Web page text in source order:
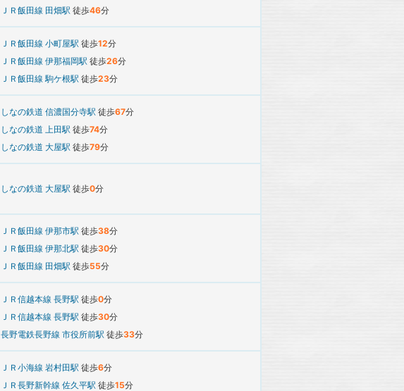
ＪＲ飯田線 田畑駅 徒歩46分
ＪＲ飯田線 小町屋駅 徒歩12分
ＪＲ飯田線 伊那福岡駅 徒歩26分
ＪＲ飯田線駒ケ根駅 徒歩23分
しなの鉄道 信濃国分寺駅 徒歩67分
しなの鉄道 上田駅 徒歩74分
しなの鉄道 大屋駅 徒歩79分
しなの鉄道 大屋駅 徒歩0分
ＪＲ飯田線 伊那市駅 徒歩38分
ＪＲ飯田線 伊那北駅 徒歩30分
ＪＲ飯田線 田畑駅 徒歩55分
ＪＲ信越本線 長野駅 徒歩0分
ＪＲ信越本線 長野駅 徒歩30分
長野電鉄長野線 市役所前駅 徒歩33分
ＪＲ小海線 岩村田駅 徒歩6分
ＪＲ長野新幹線 佐久平駅 徒歩15分